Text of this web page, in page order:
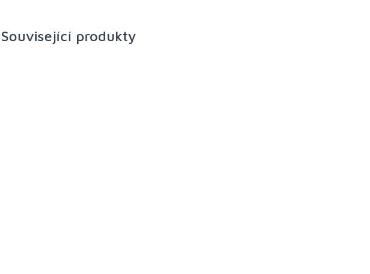
Související produkty